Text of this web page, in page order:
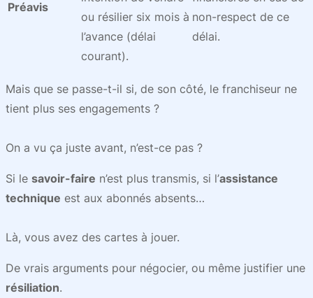
Préavis
ou résilier six mois à
l’avance (délai
courant).
non-respect de ce
délai.
Mais que se passe-t-il si, de son côté, le franchiseur ne
tient plus ses engagements ?
On a vu ça juste avant, n’est-ce pas ?
Si le savoir-faire n’est plus transmis, si l’assistance
technique est aux abonnés absents…
Là, vous avez des cartes à jouer.
De vrais arguments pour négocier, ou même justifier une
résiliation.